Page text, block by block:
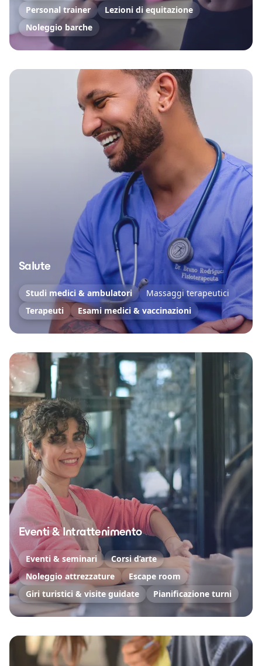
Personal trainer
Lezioni di equitazione
Noleggio barche
Salute
Studi medici & ambulatori
Massaggi terapeutici
Terapeuti
Esami medici & vaccinazioni
Eventi & Intrattenimento
Eventi & seminari
Corsi d’arte
Noleggio attrezzature
Escape room
Giri turistici & visite guidate
Pianificazione turni